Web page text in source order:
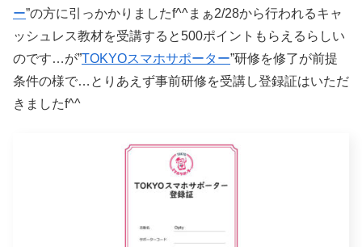
ー”の方に引っかかりましたf^^まぁ2/28から行われるキャ
ッシュレス教材を受講すると500ポイントもらえるらしい
のです…が”TOKYOスマホサポーター”研修を修了が前提
条件の様で…とりあえず事前研修を受講し登録証はいただ
きましたf^^